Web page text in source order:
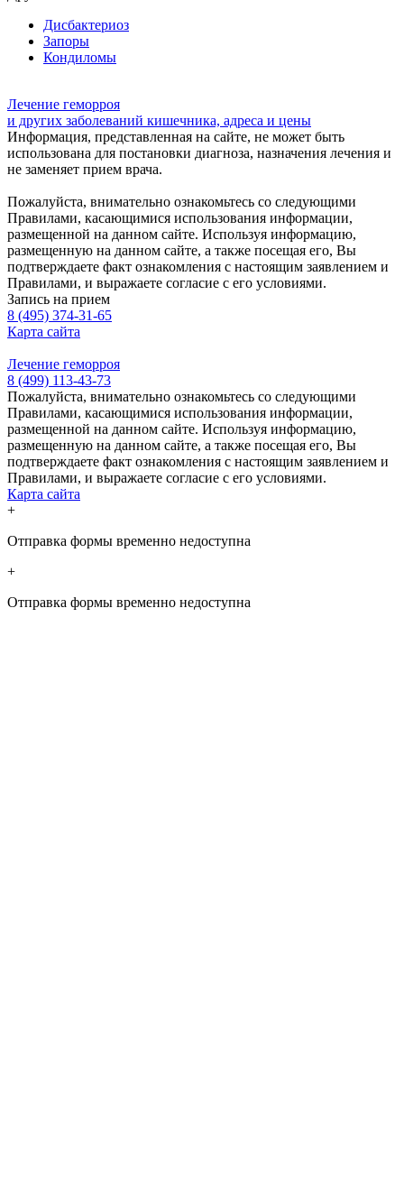
Дисбактериоз
Запоры
Кондиломы
Лечение геморроя
и других заболеваний кишечника, адреса и цены
Информация, представленная на сайте, не может быть
использована для постановки диагноза, назначения лечения и
не заменяет прием врача.
Пожалуйста, внимательно ознакомьтесь со следующими
Правилами, касающимися использования информации,
размещенной на данном сайте. Используя информацию,
размещенную на данном сайте, а также посещая его, Вы
подтверждаете факт ознакомления с настоящим заявлением и
Правилами, и выражаете согласие с его условиями.
Запись на прием
8 (495) 374-31-65
Карта сайта
Лечение геморроя
8 (499) 113-43-73
Пожалуйста, внимательно ознакомьтесь со следующими
Правилами, касающимися использования информации,
размещенной на данном сайте. Используя информацию,
размещенную на данном сайте, а также посещая его, Вы
подтверждаете факт ознакомления с настоящим заявлением и
Правилами, и выражаете согласие с его условиями.
Карта сайта
+
Отправка формы временно недоступна
+
Отправка формы временно недоступна